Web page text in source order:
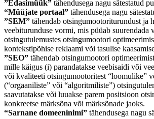
”Edasimüük” tähendusega nagu sätestatud
“Müüjate portaal” tähendusega nagu
”SEM” tähendab otsingumootoriturundust ja
veebiturunduse vormi, mis püüab suurendada
otsingutulemustes otsingumootori
kontekstipõhise reklaami või tasulise
”SEO” tähendab otsingumootori
mille käigus (i) parandatakse veebisaidi või
või kvaliteeti otsingumootoritest “loomulike”
(“orgaaniliste” või “algoritmiliste”)
saavutatakse või luuakse parem positsioon
konkreetse märksõna või märksõnade jaoks.
“Sarnane domeeninimi” tähendusega nagu